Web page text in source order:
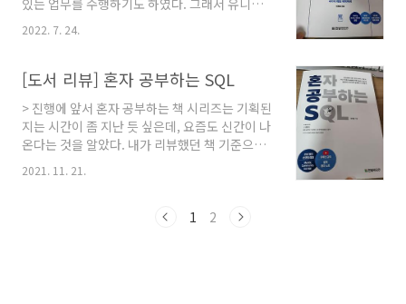
를 사용하여 ‘지속적 배포', ‘Blue/Green 배포’,
‘Canary 배포'와 같은 애플리케이션 배포 시나
만, 또 이것으로 무엇인가를 만들어 본 경험은 없
가 있는지, 이것으로 얼마나 노력을 하면 게임을
만들 수 있을 것인지에 대한 감이 전혀 없다. 하지
만 메타버스의 시대가 점점 발전해가면서 유니티
또한 더욱 발전하고 있는 이 시대에 조금 더 깊게
알았으면 좋겠다는 생각은 항상 하고 있었다. 즉,
관심은 항상 조금씩이라도 있었으나, 이것에 대
것이 인상적으로 다가왔다. 보통 책은 상자에 담
2022. 7. 24.
[도서 리뷰] 혼자 공부하는 SQL
> 진행에 앞서 혼자 공부하는 책 시리즈는 기획된
지는 시간이 좀 지난 듯 싶은데, 요즘도 신간이 나
온다는 것을 알았다. 내가 리뷰했던 책 기준으로
크 참고:
리뷰] 혼자 공부하는 파이썬 오늘 리뷰할 책은 혼
2021. 11. 21.
1 2